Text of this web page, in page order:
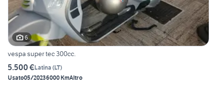
6
vespa super tec 300cc.
5.500 €Latina (LT)
Usato05/20236000 KmAltro